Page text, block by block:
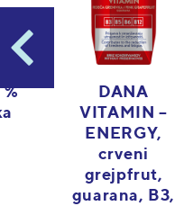
%
DANA
VITAMIN –
ENERGY,
crveni
grejpfrut,
guarana, B3,